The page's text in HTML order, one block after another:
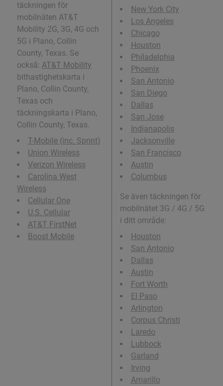
täckningen för
mobilnäten AT&T
Mobility 2G, 3G, 4G och
5G i Plano, Collin
County, Texas. Se
också: AT&T Mobility
bithastighetskarta i
Plano, Collin County,
Texas och
täckningskarta i Plano,
Collin County, Texas.
T-Mobile (inc. Sprint)
Union Wireless
Verizon Wireless
Carolina West
Wireless
Cellular One
U.S. Cellular
AT&T FirstNet
Boost Mobile
New York City
Los Angeles
Chicago
Houston
Philadelphia
Phoenix
San Antonio
San Diego
Dallas
San Jose
Indianapolis
Jacksonville
San Francisco
Austin
Columbus
Se även täckningen för
mobilnätet 3G / 4G / 5G
i ditt område:
Houston
San Antonio
Dallas
Austin
Fort Worth
El Paso
Arlington
Corpus Christi
Laredo
Lubbock
Garland
Irving
Amarillo